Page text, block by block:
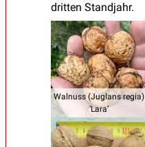
dritten Standjahr.
Walnuss (Juglans regia)
‘Lara’